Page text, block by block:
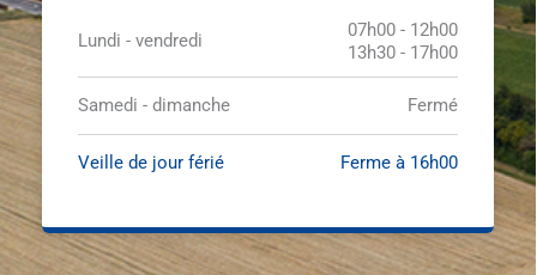
Lundi - vendredi
07h00 - 12h00
13h30 - 17h00
Samedi - dimanche Fermé
Veille de jour férié Ferme à 16h00